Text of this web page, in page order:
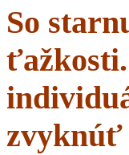
So
ťažkosti.
zvyknúť